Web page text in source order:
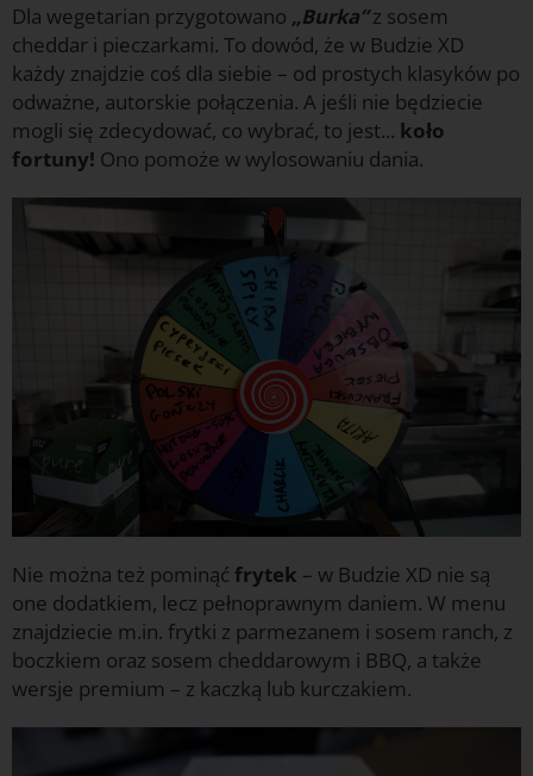
Dla wegetarian przygotowano „Burka”z sosem
cheddar i pieczarkami. To dowód, że w Budzie XD
każdy znajdzie coś dla siebie – od prostych klasyków po
odważne, autorskie połączenia. A jeśli nie będziecie
mogli się zdecydować, co wybrać, to jest... koło
fortuny! Ono pomoże w wylosowaniu dania.
Nie można też pominąć frytek – w Budzie XD nie są
one dodatkiem, lecz pełnoprawnym daniem. W menu
znajdziecie m.in. frytki z parmezanem i sosem ranch, z
boczkiem oraz sosem cheddarowym i BBQ, a także
wersje premium – z kaczką lub kurczakiem.